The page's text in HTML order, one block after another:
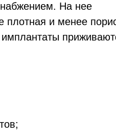
На нее
плотная и менее